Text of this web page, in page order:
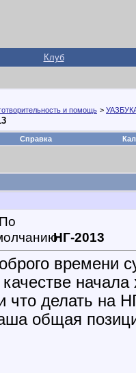
Клуб
и помощь >
Справка
НГ-2013
времени
качестве
что делать на
общая